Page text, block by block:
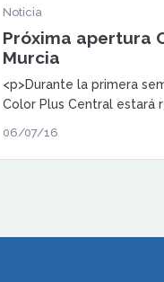
Noticia
Próxima apertura
Murcia
<p>Durante la primera
Color Plus Central estará
06/07/16